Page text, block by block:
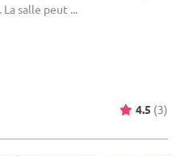
salle peut ...
4.5 (3)